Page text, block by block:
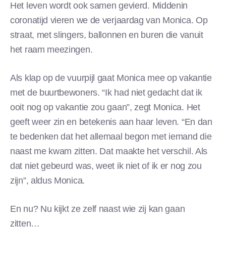
Het leven wordt ook samen gevierd. Middenin
coronatijd vieren we de verjaardag van Monica. Op
straat, met slingers, ballonnen en buren die vanuit
het raam meezingen.
Als klap op de vuurpijl gaat Monica mee op vakantie
met de buurtbewoners. “Ik had niet gedacht dat ik
ooit nog op vakantie zou gaan”, zegt Monica. Het
geeft weer zin en betekenis aan haar leven. “En dan
te bedenken dat het allemaal begon met iemand die
naast me kwam zitten. Dat maakte het verschil. Als
dat niet gebeurd was, weet ik niet of ik er nog zou
zijn”, aldus Monica.
En nu? Nu kijkt ze zelf naast wie zij kan gaan
zitten…